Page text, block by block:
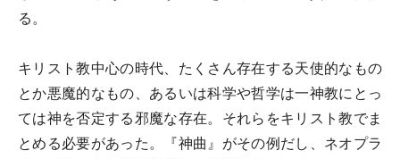
る。
キリスト教中心の時代、たくさん存在する天使的なもの
とか悪魔的なもの、あるいは科学や哲学は一神教にとっ
ては神を否定する邪魔な存在。それらをキリスト教でま
とめる必要があった。『神曲』がその例だし、ネオプラ